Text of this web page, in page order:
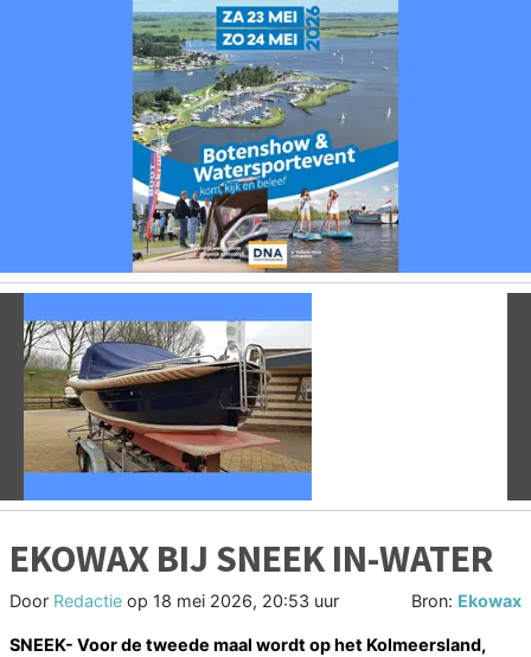
Vorige
EKOWAX BIJ SNEEK IN-WATER
Door Redactie op 18 mei 2026, 20:53 uur Bron: Ekowax
SNEEK- Voor de tweede maal wordt op het Kolmeersland,